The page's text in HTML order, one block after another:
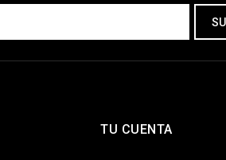
TU CUENTA